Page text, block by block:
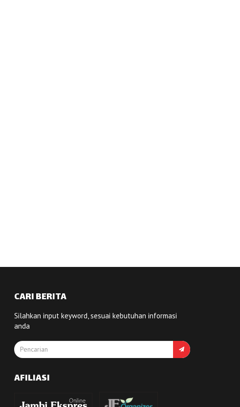
CARI BERITA
Silahkan input keyword, sesuai kebutuhan informasi
anda
AFILIASI